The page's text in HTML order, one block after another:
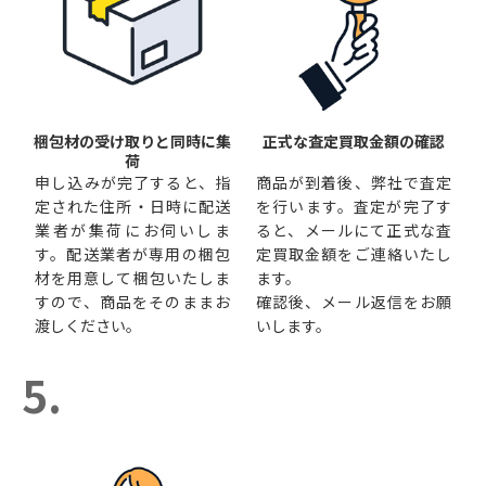
梱包材の受け取りと同時に集
荷
申し込みが完了すると、指
定された住所・日時に配送
業者が集荷にお伺いしま
す。配送業者が専用の梱包
材を用意して梱包いたしま
すので、商品をそのままお
渡しください。
正式な査定買取金額の確認
商品が到着後、弊社で査定
を行います。査定が完了す
ると、メールにて正式な査
定買取金額をご連絡いたし
ます。
確認後、メール返信をお願
いします。
5.